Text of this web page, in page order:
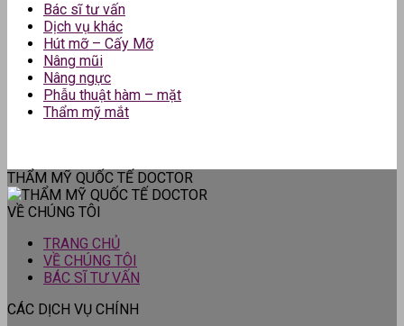
Bác sĩ tư vấn
Dịch vụ khác
Hút mỡ – Cấy Mỡ
Nâng mũi
Nâng ngực
Phẫu thuật hàm – mặt
Thẩm mỹ mắt
THẨM MỸ QUỐC TẾ DOCTOR
VỀ CHÚNG TÔI
TRANG CHỦ
VỀ CHÚNG TÔI
BÁC SĨ TƯ VẤN
CÁC DỊCH VỤ CHÍNH